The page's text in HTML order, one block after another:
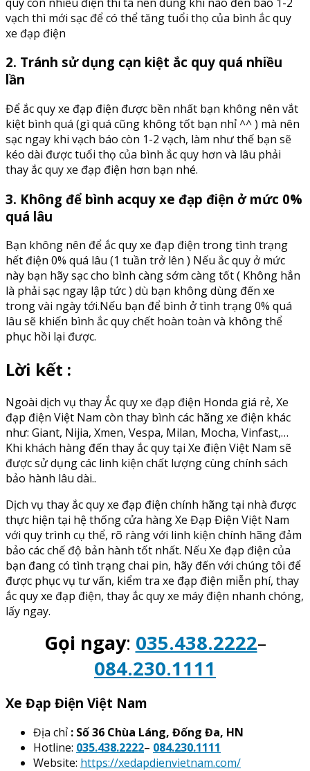
vạch thì mới sạc để có thể tăng tuổi thọ của bình ắc quy
xe đạp điện
2. Tránh sử dụng cạn kiệt ắc quy quá nhiều
lần
Để ắc quy xe đạp điện được bền nhất bạn không nên vắt
kiệt bình quá (gì quá cũng không tốt bạn nhỉ ^^ ) mà nên
sạc ngay khi vạch báo còn 1-2 vạch, làm như thế bạn sẽ
kéo dài được tuổi thọ của bình ắc quy hơn và lâu phải
thay ắc quy xe đạp điện hơn bạn nhé.
3. Không để bình acquy xe đạp điện ở mức 0%
quá lâu
Bạn không nên để ắc quy xe đạp điện trong tình trạng
hết điện 0% quá lâu (1 tuần trở lên ) Nếu ắc quy ở mức
này bạn hãy sạc cho bình càng sớm càng tốt ( Không hẳn
là phải sạc ngay lập tức ) dù bạn không dùng đến xe
trong vài ngày tới.Nếu bạn để bình ở tình trạng 0% quá
lâu sẽ khiến bình ắc quy chết hoàn toàn và không thể
phục hồi lại được.
Lời kết :
Ngoài dịch vụ thay Ắc quy xe đạp điện Honda giá rẻ, Xe
đạp điện Việt Nam còn thay bình các hãng xe điện khác
như: Giant, Nijia, Xmen, Vespa, Milan, Mocha, Vinfast,…
Khi khách hàng đến thay ắc quy tại Xe điện Việt Nam sẽ
được sử dụng các linh kiện chất lượng cùng chính sách
bảo hành lâu dài..
Dịch vụ thay ắc quy xe đạp điện chính hãng tại nhà được
thực hiện tại hệ thống cửa hàng Xe Đạp Điện Việt Nam
với quy trình cụ thể, rõ ràng với linh kiện chính hãng đảm
bảo các chế độ bản hành tốt nhất. Nếu Xe đạp điện của
bạn đang có tình trạng chai pin, hãy đến với chúng tôi để
được phục vụ tư vấn, kiểm tra xe đạp điện miễn phí, thay
ắc quy xe đạp điện, thay ắc quy xe máy điện nhanh chóng,
lấy ngay.
Gọi ngay: 035.438.2222–
084.230.1111
Xe Đạp Điện Việt Nam
Địa chỉ : Số 36 Chùa Láng, Đống Đa, HN
Hotline: 035.438.2222– 084.230.1111
Website: https://xedapdienvietnam.com/